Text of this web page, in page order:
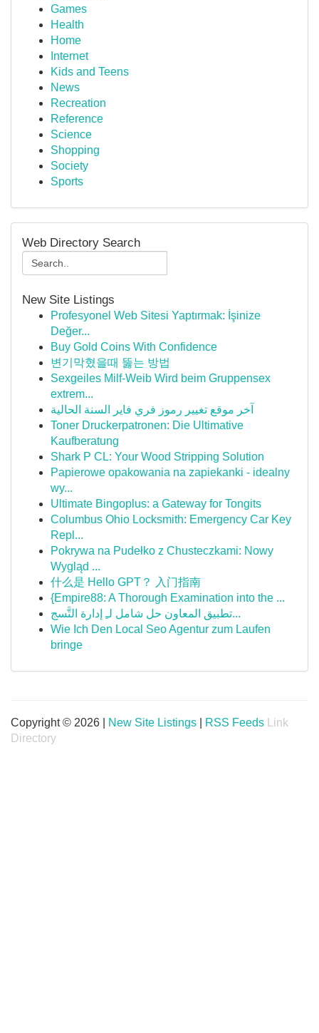
Games
Health
Home
Internet
Kids and Teens
News
Recreation
Reference
Science
Shopping
Society
Sports
Web Directory Search
New Site Listings
Profesyonel Web Sitesi Yaptırmak: İşinize
Değer...
Buy Gold Coins With Confidence
변기막혔을때 뚫는 방법
Sexgeiles Milf-Weib Wird beim Gruppensex
extrem...
آخر موقع تغيير رموز فري فاير السنة الحالية
Toner Druckerpatronen: Die Ultimative
Kaufberatung
Shark P CL: Your Wood Stripping Solution
Papierowe opakowania na zapiekanki - idealny
wy...
Ultimate Bingoplus: a Gateway for Tongits
Columbus Ohio Locksmith: Emergency Car Key
Repl...
Pokrywa na Pudełko z Chusteczkami: Nowy
Wygląd ...
什么是 Hello GPT？ 入门指南
{Empire88: A Thorough Examination into the ...
تطبيق المعاون حل شامل لـِ إدارة التَّسج...
Wie Ich Den Local Seo Agentur zum Laufen
bringe
Copyright © 2026 | New Site Listings RSS Feeds
Link
Directory